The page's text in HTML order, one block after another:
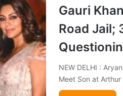
Gauri
Road Jail;
NEW DELHI :
Meet Son at